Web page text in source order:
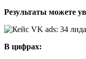
Результаты можете
В цифрах: